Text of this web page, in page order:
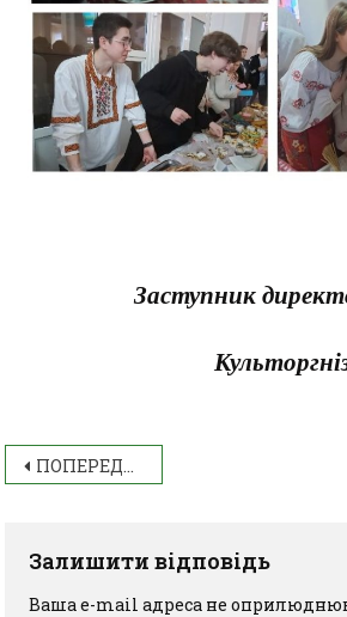
Заступник
ПОПЕРЕДЖЕННЯ ТА УСУНЕННЯ ПРИЧИН ТА УМОВ, ЩО СПРИЯЮТЬ БЕЗВІСНОМУ ЗНИКНЕННЮ ЗДОБУВАЧІВ ОСВІТИ
Залишити відповідь
Ваша e-mail адреса не